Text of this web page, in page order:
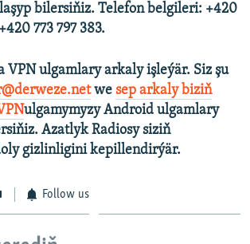
bilersiňiz. Telefon belgileri: +420
773 797 383.
VPN ulgamlary arkaly işleýär. Siz şu
we sep arkaly biziň
ulgamymyzy Android ulgamlary
Azatlyk Radiosy siziň
gizlinligini kepillendirýär.
Follow us